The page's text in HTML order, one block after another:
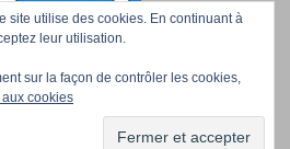
Professionnels/Event managers Contact
site utilise des cookies. En continuant à
leur utilisation.
sur la façon de contrôler les cookies,
cookies